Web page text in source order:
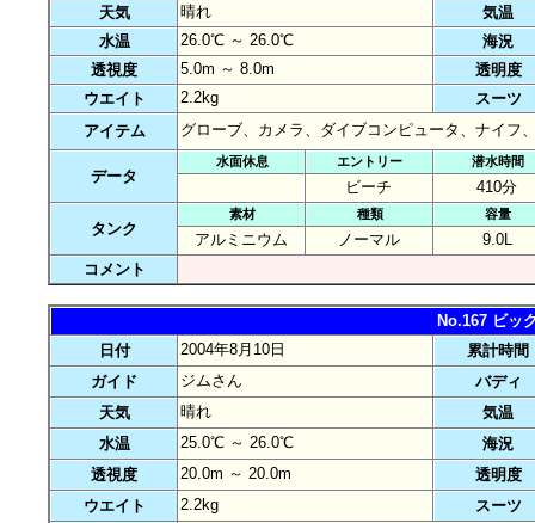
天気
晴れ
気温
水温
26.0℃ ～ 26.0℃
海況
透視度
5.0m ～ 8.0m
透明度
ウエイト
2.2kg
スーツ
アイテム
グローブ、カメラ、ダイブコンピュータ、ナイフ
データ
水面休息 エントリー 潜水時間
ビーチ 410分
タンク
素材 種類 容量
アルミニウム ノーマル
9.0L
コメント
No.167 ビッ
日付
2004年8月10日
累計時間
ガイド
ジムさん
バディ
天気
晴れ
気温
水温
25.0℃ ～ 26.0℃
海況
透視度
20.0m ～ 20.0m
透明度
ウエイト
2.2kg
スーツ